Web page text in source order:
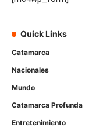
Quick Links
Catamarca
Nacionales
Mundo
Catamarca Profunda
Entretenimiento